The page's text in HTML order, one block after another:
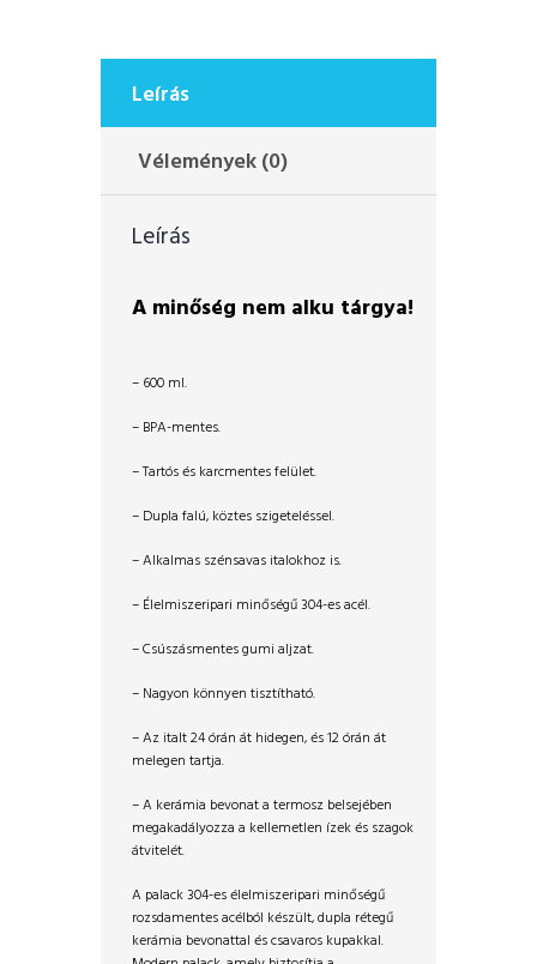
Leírás
Vélemények (0)
Leírás
A minőség nem alku tárgya!
– 600 ml.
– BPA-mentes.
– Tartós és karcmentes felület.
– Dupla falú, köztes szigeteléssel.
– Alkalmas szénsavas italokhoz is.
– Élelmiszeripari minőségű 304-es acél.
– Csúszásmentes gumi aljzat.
– Nagyon könnyen tisztítható.
– Az italt 24 órán át hidegen, és 12 órán át
melegen tartja.
– A kerámia bevonat a termosz belsejében
megakadályozza a kellemetlen ízek és szagok
átvitelét.
A palack 304-es élelmiszeripari minőségű
rozsdamentes acélból készült, dupla rétegű
kerámia bevonattal és csavaros kupakkal.